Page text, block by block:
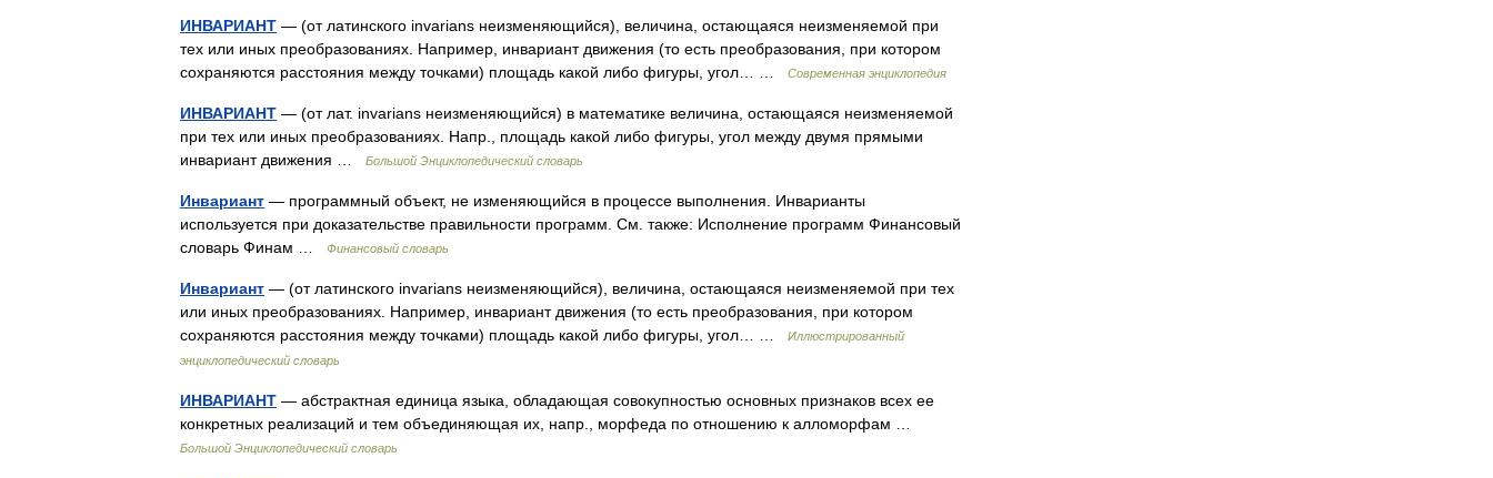
ИНВАРИАНТ — (от латинского invarians неизменяющийся), величина, остающаяся неизменяемой при
тех или иных преобразованиях. Например, инвариант движения (то есть преобразования, при котором
сохраняются расстояния между точками) площадь какой либо фигуры, угол… …
Современная энциклопедия
ИНВАРИАНТ — (от лат. invarians неизменяющийся) в математике величина, остающаяся неизменяемой
при тех или иных преобразованиях. Напр., площадь какой либо фигуры, угол между двумя прямыми
инвариант движения …
Большой Энциклопедический словарь
Инвариант — программный объект, не изменяющийся в процессе выполнения. Инварианты
используется при доказательстве правильности программ. См. также: Исполнение программ Финансовый
словарь Финам …
Финансовый словарь
Инвариант — (от латинского invarians неизменяющийся), величина, остающаяся неизменяемой при тех
или иных преобразованиях. Например, инвариант движения (то есть преобразования, при котором
сохраняются расстояния между точками) площадь какой либо фигуры, угол… …
Иллюстрированный
энциклопедический словарь
ИНВАРИАНТ — абстрактная единица языка, обладающая совокупностью основных признаков всех ее
конкретных реализаций и тем объединяющая их, напр., морфеда по отношению к алломорфам …
Большой Энциклопедический словарь